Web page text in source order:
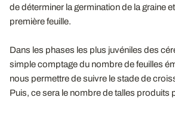
de déterminer la germination de la graine
première feuille.
Dans les phases les plus juvéniles des
simple comptage du nombre de feuilles
nous permettre de suivre le stade de
Puis, ce sera le nombre de talles produits